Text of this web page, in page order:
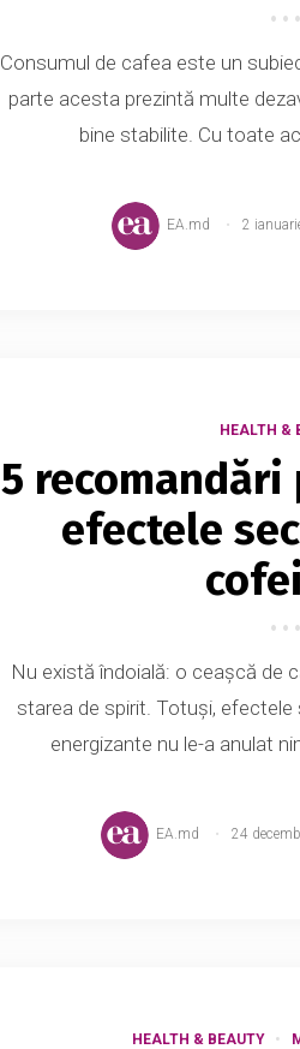
Consumul de cafea este un
parte acesta prezintă multe
bine stabilite. Cu toate
EA.md 2
HEALTH &
5
efectele
Nu există îndoială: o ceașcă de
starea de spirit. Totuși,
energizante nu le-a anulat
EA.md 24
HEALTH & BEAUTY